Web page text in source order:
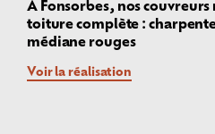
À Fonsorbes, nos
toiture complète :
médiane rouges
Voir la réalisation